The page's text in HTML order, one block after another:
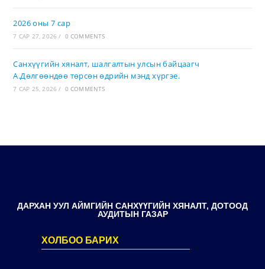
2026 оны 7 сар
7 САР 27, 2026 / 0 COMMENTS
Санхүүгийн хяналт, шалгалтын улсын байцаагч
А.Дөлгөөндөө төрсөн өдрийн мэнд хүргэе.
7 САР 25, 2026 / 0 COMMENTS
ДАРХАН УУЛ АЙМГИЙН САНХҮҮГИЙН ХЯНАЛТ, ДОТООД
АУДИТЫН ГАЗАР
ХОЛБОО БАРИХ